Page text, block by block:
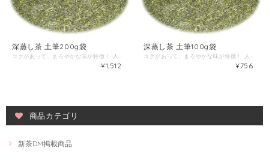
深蒸し茶 土筆200g袋
¥1,512
深蒸し茶 土筆100g袋
¥756
商品カテゴリ
新茶DM掲載商品